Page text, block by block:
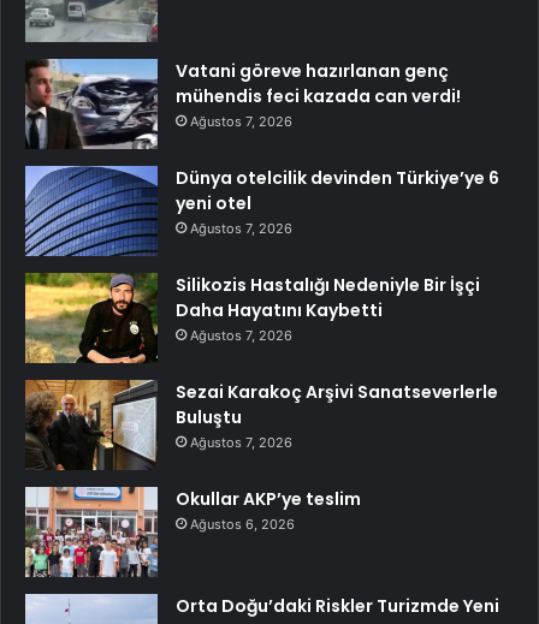
Vatani göreve hazırlanan genç
mühendis feci kazada can verdi!
Ağustos 7, 2026
Dünya otelcilik devinden Türkiye’ye 6
yeni otel
Ağustos 7, 2026
Silikozis Hastalığı Nedeniyle Bir İşçi
Daha Hayatını Kaybetti
Ağustos 7, 2026
Sezai Karakoç Arşivi Sanatseverlerle
Buluştu
Ağustos 7, 2026
Okullar AKP’ye teslim
Ağustos 6, 2026
Orta Doğu’daki Riskler Turizmde Yeni